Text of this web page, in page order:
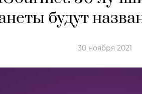
будут
30 ноября 2021